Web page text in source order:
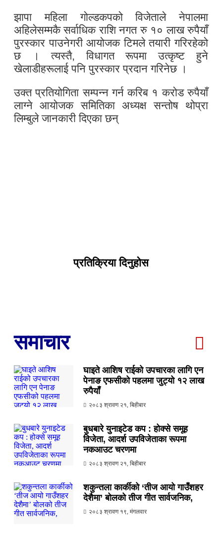
झापा महिला गोल्डकपको विजेताले नेपालमा
अहिलेसम्मकै सर्वाधिक राशि नगत रु १० लाख रुपैयाँ
पुरस्कार पाउनेगरी आयोजक टिमले तयारी गरिरहेको
छ । त्यस्तै, विधागत रूपमा उत्कृष्ट हुने
खेलाडीहरूलाई पनि पुरस्कार प्रदान गरिनेछ ।
उक्त प्रतियोगिता सम्पन्न गर्न करिब १ करोड रुपैयाँ
लाग्ने आयोजक समितिका अध्यक्ष सन्तोष थोप्रा
लिम्बुले जानकारी दिएका छन्
प्रतिक्रिया दिनुहोस
समाचार
घाइते आशिष राईको उपचारका लागि एन
पेनाङ एफसीको पहलमा जुट्यो १२ लाख
रुपैयाँ
२०८३ श्रावण २१, बिहीबार
बुधबारे युनाइटेड कप : होक्से समूह
विजेता, आदर्श उपविजेताका रूपमा
नकआउट चरणमा
२०८३ श्रावण २१, बिहीबार
शकुन्तला कार्कीको ‘तीज आयो गाउँशहर
देशैमा’ बोलको तीज गीत सार्वजनिक,
२०८३ श्रावण १९, मंगलवार